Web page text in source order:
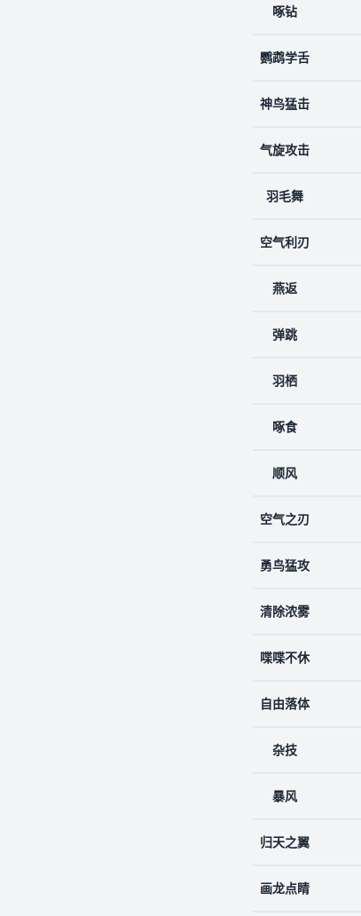
啄钻
鹦鹉学舌
神鸟猛击
气旋攻击
羽毛舞
空气利刃
燕返
弹跳
羽栖
啄食
顺风
空气之刃
勇鸟猛攻
清除浓雾
喋喋不休
自由落体
杂技
暴风
归天之翼
画龙点睛